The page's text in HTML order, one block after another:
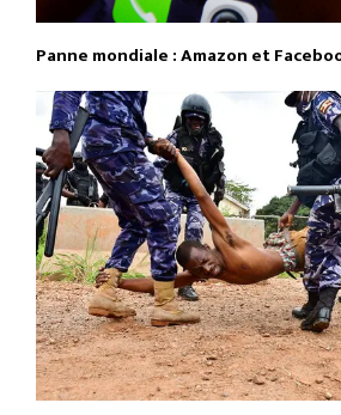
Panne mondiale : Amazon et